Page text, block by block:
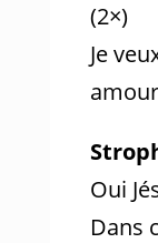
(2×)
Je
Oui
Dans